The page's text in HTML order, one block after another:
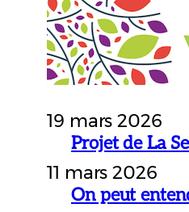
19 mars 2026
Projet de La
11 mars 2026
On peut